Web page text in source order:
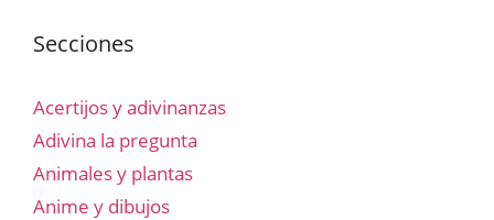
Secciones
Acertijos y adivinanzas
Adivina la pregunta
Animales y plantas
Anime y dibujos